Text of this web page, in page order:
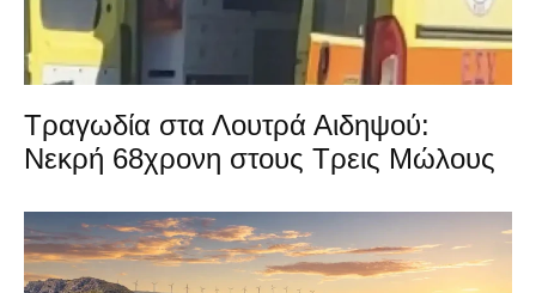
Τραγωδία στα Λουτρά Αιδηψού:
Νεκρή 68χρονη στους Τρεις Μώλους